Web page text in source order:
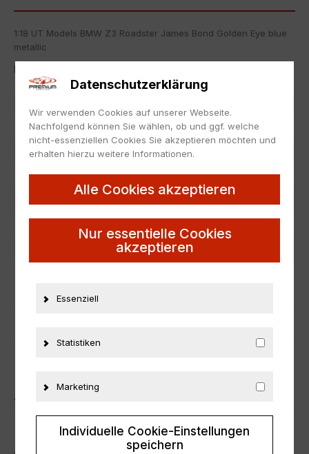
1:18 UT Models BMW Z3 Roadster James Bond Golden Eye blue
metallic
Neu, die Originalverpackung kann Lagerspuren aufweisen.
EAN nicht zutreffend
Hersteller UT Models
Maßstab 1:18
BMW
ÄHNLICHE PRODUKTE
Datenschutzerklärung
Wir verwenden Cookies auf unserer Webseite.
Nachfolgend können Sie wählen, ob und ggf. welche
nicht-essenziellen Cookies Sie akzeptieren möchten und
erhalten hierzu weitere Informationen.
Alle Cookies akzeptieren
Nur essentielle Cookies
akzeptieren
Essenziell
Statistiken
Marketing
Individuelle Cookie-Einstellungen
speichern